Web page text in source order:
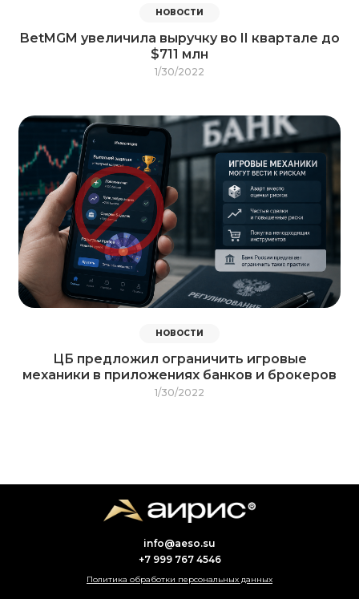
НОВОСТИ
BetMGM увеличила выручку во II квартале до
$711 млн
1/30/2022
НОВОСТИ
ЦБ предложил ограничить игровые
механики в приложениях банков и брокеров
1/30/2022
info@aeso.su
+7 999 767 4546
Политика обработки персональных данных